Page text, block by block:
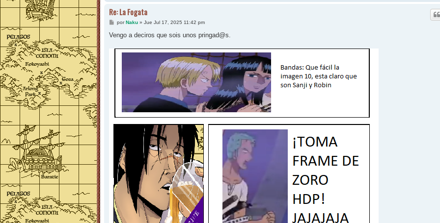
Re: La Fogata
M
n
porNaku» Jue Jul 17, 2025 11:42 pm
Vengo a deciros que sois unos pringad@s.